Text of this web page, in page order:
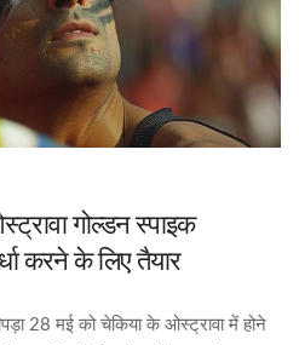
गोल्डन स्पाइक
करने के लिए तैयार
28 मई को चेकिया के ओस्ट्रावा में होने